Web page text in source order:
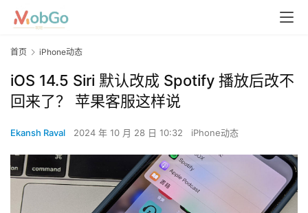
首页 iPhone动态
iOS 14.5 Siri 默认改成 Spotify 播放后改不
回来了？ 苹果客服这样说
Ekansh Raval 2024 年 10 月 28 日 10:32 iPhone动态